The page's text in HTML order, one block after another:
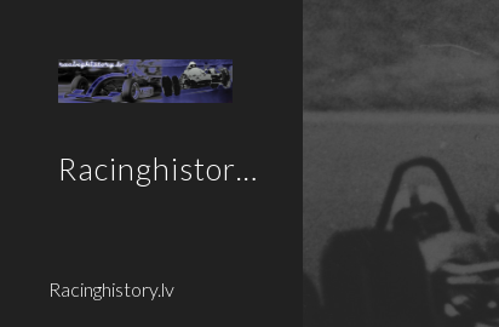
Racinghistory.lv
Racinghistory.lv